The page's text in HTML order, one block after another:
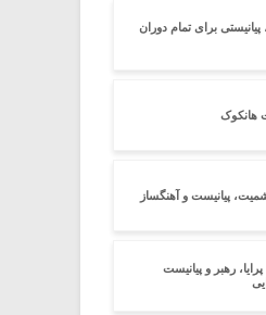
پیانیستی برای تمام دوران
هانکوک
پیانیست و آهنگساز
رهبر و پیانیست